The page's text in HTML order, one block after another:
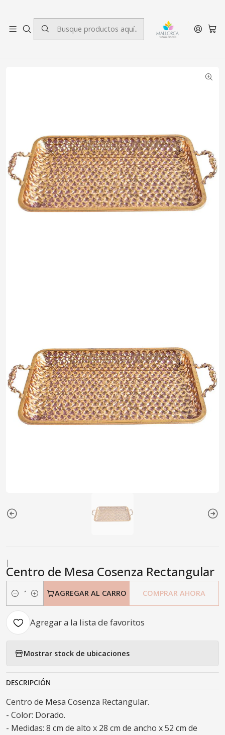
Inicio Decoración Centro de Mesa
Centro de Mesa Cosenza Rectangular
|
Centro de Mesa Cosenza Rectangular
Cantidad
AGREGAR AL CARRO COMPRAR AHORA
Agregar a la lista de favoritos
Mostrar stock de ubicaciones
DESCRIPCIÓN
Centro de Mesa Cosenza Rectangular.
- Color: Dorado.
- Medidas: 8 cm de alto x 28 cm de ancho x 52 cm de